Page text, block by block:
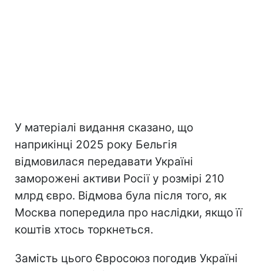
У матеріалі видання сказано, що
наприкінці 2025 року Бельгія
відмовилася передавати Україні
заморожені активи Росії у розмірі 210
млрд євро. Відмова була після того, як
Москва попередила про наслідки, якщо її
коштів хтось торкнеться.
Замість цього Євросоюз погодив Україні